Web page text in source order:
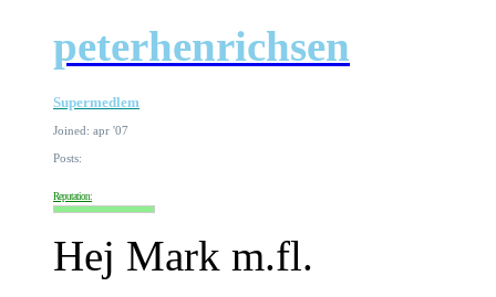
peterhenrichsen
Supermedlem
Joined: apr '07
Posts:
Reputation:
Hej Mark m.fl.